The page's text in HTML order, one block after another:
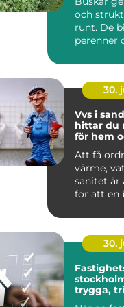
och
runt. De
perenner
30.
Vvs i
hittar du
för hem
Att få
värme,
sanitet är
för att en
30.
stockholm så
trygga,